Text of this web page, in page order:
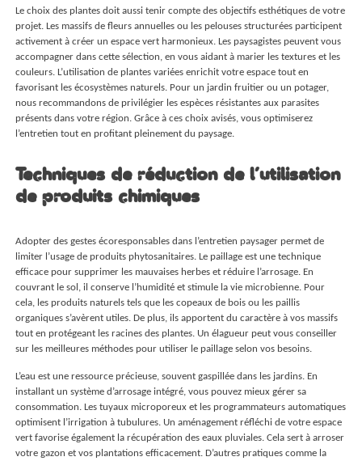
Le choix des plantes doit aussi tenir compte des objectifs esthétiques de votre
projet. Les massifs de fleurs annuelles ou les pelouses structurées participent
activement à créer un espace vert harmonieux. Les paysagistes peuvent vous
accompagner dans cette sélection, en vous aidant à marier les textures et les
couleurs. L’utilisation de plantes variées enrichit votre espace tout en
favorisant les écosystèmes naturels. Pour un jardin fruitier ou un potager,
nous recommandons de privilégier les espèces résistantes aux parasites
présents dans votre région. Grâce à ces choix avisés, vous optimiserez
l’entretien tout en profitant pleinement du paysage.
Techniques de réduction de l’utilisation
de produits chimiques
Adopter des gestes écoresponsables dans l’entretien paysager permet de
limiter l’usage de produits phytosanitaires. Le paillage est une technique
efficace pour supprimer les mauvaises herbes et réduire l’arrosage. En
couvrant le sol, il conserve l’humidité et stimule la vie microbienne. Pour
cela, les produits naturels tels que les copeaux de bois ou les paillis
organiques s’avèrent utiles. De plus, ils apportent du caractère à vos massifs
tout en protégeant les racines des plantes. Un élagueur peut vous conseiller
sur les meilleures méthodes pour utiliser le paillage selon vos besoins.
L’eau est une ressource précieuse, souvent gaspillée dans les jardins. En
installant un système d’arrosage intégré, vous pouvez mieux gérer sa
consommation. Les tuyaux microporeux et les programmateurs automatiques
optimisent l’irrigation à tubulures. Un aménagement réfléchi de votre espace
vert favorise également la récupération des eaux pluviales. Cela sert à arroser
votre gazon et vos plantations efficacement. D’autres pratiques comme la